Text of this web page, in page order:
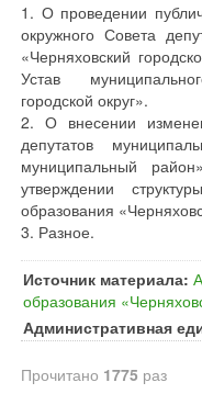
1. О проведении
окружного Совета
«Черняховский
Устав
городской округ».
2. О внесении
депутатов
муниципальный
утверждении
образования
3. Разное.
Источник материала:
образования
Административная
Прочитано 1775 раз